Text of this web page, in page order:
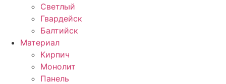
Светлый
Гвардейск
Балтийск
Материал
Кирпич
Монолит
Панель